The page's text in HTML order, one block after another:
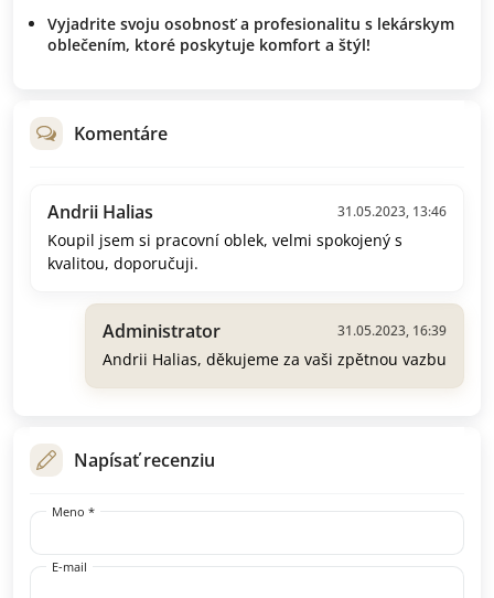
Vyjadrite svoju osobnosť a profesionalitu s lekárskym
oblečením, ktoré poskytuje komfort a štýl!
Komentáre
Andrii Halias 31.05.2023, 13:46
Koupil jsem si pracovní oblek, velmi spokojený s
kvalitou, doporučuji.
Administrator 31.05.2023, 16:39
Andrii Halias, děkujeme za vaši zpětnou vazbu
Napísať recenziu
Meno *
E-mail